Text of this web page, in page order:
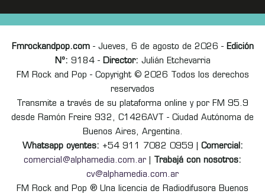
Fmrockandpop.com- Jueves, 6 de agosto de 2026 - Edición
Nº: 9184 - Director: Julián Etchevarria
FM Rock and Pop - Copyright © 2026 Todos los derechos
reservados
Transmite a través de su plataforma online y por FM 95.9
desde Ramón Freire 932, C1426AVT - Ciudad Autónoma de
Buenos Aires, Argentina.
Whatsapp oyentes: +54 911 7082 0959 | Comercial:
comercial@alphamedia.com.ar
Trabajá con nosotros:
cv@alphamedia.com.ar
FM Rock and Pop ® Una licencia de Radiodifusora Buenos